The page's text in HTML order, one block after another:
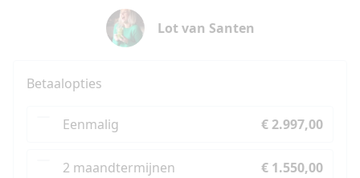
Lot van Santen
Betaalopties
Eenmalig € 2.997,00
2 maandtermijnen € 1.550,00